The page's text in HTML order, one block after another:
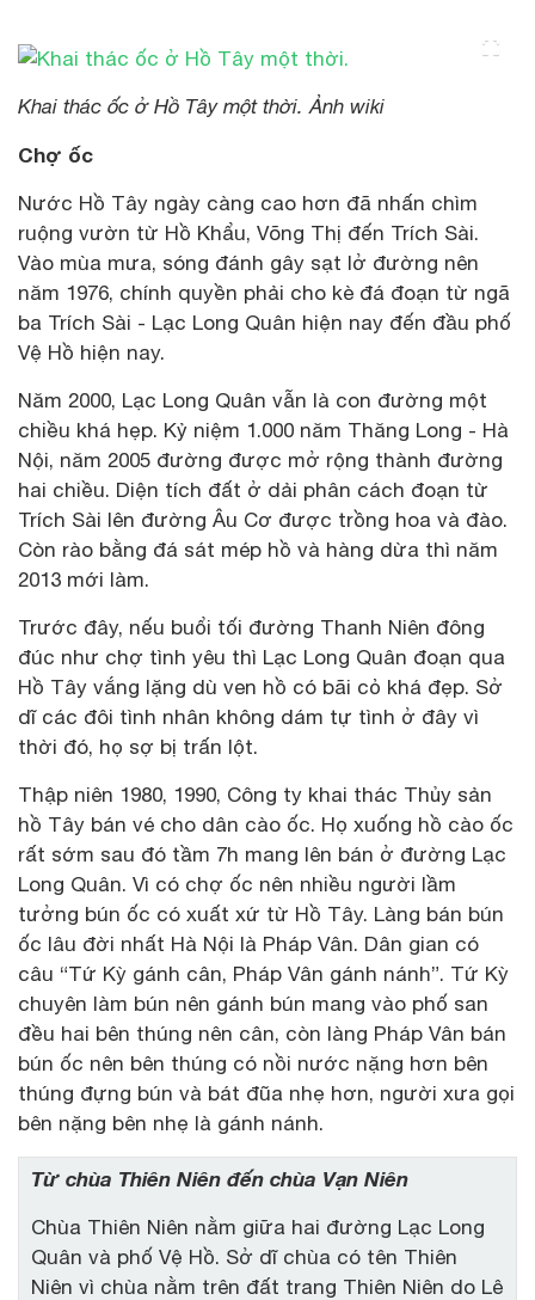
Khai thác ốc ở Hồ Tây một thời. Ảnh wiki
Chợ ốc
Nước Hồ Tây ngày càng cao hơn đã nhấn chìm
ruộng vườn từ Hồ Khẩu, Võng Thị đến Trích Sài.
Vào mùa mưa, sóng đánh gây sạt lở đường nên
năm 1976, chính quyền phải cho kè đá đoạn từ ngã
ba Trích Sài - Lạc Long Quân hiện nay đến đầu phố
Vệ Hồ hiện nay.
Năm 2000, Lạc Long Quân vẫn là con đường một
chiều khá hẹp. Kỷ niệm 1.000 năm Thăng Long - Hà
Nội, năm 2005 đường được mở rộng thành đường
hai chiều. Diện tích đất ở dải phân cách đoạn từ
Trích Sài lên đường Âu Cơ được trồng hoa và đào.
Còn rào bằng đá sát mép hồ và hàng dừa thì năm
2013 mới làm.
Trước đây, nếu buổi tối đường Thanh Niên đông
đúc như chợ tình yêu thì Lạc Long Quân đoạn qua
Hồ Tây vắng lặng dù ven hồ có bãi cỏ khá đẹp. Sở
dĩ các đôi tình nhân không dám tự tình ở đây vì
thời đó, họ sợ bị trấn lột.
Thập niên 1980, 1990, Công ty khai thác Thủy sản
hồ Tây bán vé cho dân cào ốc. Họ xuống hồ cào ốc
rất sớm sau đó tầm 7h mang lên bán ở đường Lạc
Long Quân. Vì có chợ ốc nên nhiều người lầm
tưởng bún ốc có xuất xứ từ Hồ Tây. Làng bán bún
ốc lâu đời nhất Hà Nội là Pháp Vân. Dân gian có
câu “Tứ Kỳ gánh cân, Pháp Vân gánh nánh”. Tứ Kỳ
chuyên làm bún nên gánh bún mang vào phố san
đều hai bên thúng nên cân, còn làng Pháp Vân bán
bún ốc nên bên thúng có nồi nước nặng hơn bên
thúng đựng bún và bát đũa nhẹ hơn, người xưa gọi
bên nặng bên nhẹ là gánh nánh.
Từ chùa Thiên Niên đến chùa Vạn Niên
Chùa Thiên Niên nằm giữa hai đường Lạc Long
Quân và phố Vệ Hồ. Sở dĩ chùa có tên Thiên
Niên vì chùa nằm trên đất trang Thiên Niên do Lê